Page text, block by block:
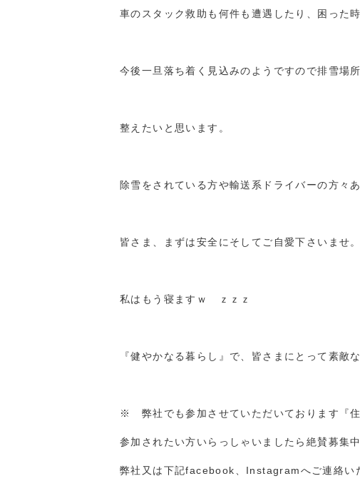
車のスタック救助も何件も遭遇したり、困った
今後一旦落ち着く見込みのようですので排雪場
整えたいと思います。
除雪をされている方や輸送系ドライバーの方々
皆さま、まずは安全にそしてご自愛下さいませ。
私はもう寝ますｗ ｚｚｚ
『健やかなる暮らし』で、皆さまにとって素敵
※ 弊社でも参加させていただいております『住
参加されたい方いらっしゃいましたら絶賛募集
弊社又は下記facebook、Instagramへご連絡い